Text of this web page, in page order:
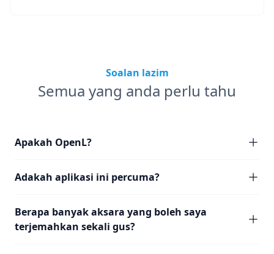
Soalan lazim
Semua yang anda perlu tahu
Apakah OpenL?
Adakah aplikasi ini percuma?
Berapa banyak aksara yang boleh saya
terjemahkan sekali gus?